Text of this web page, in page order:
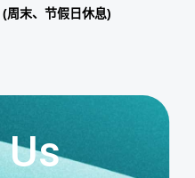
周末、节假日休息)